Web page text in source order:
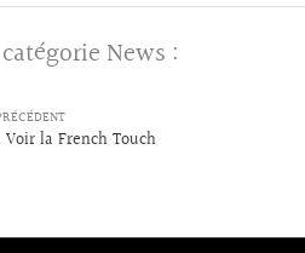
News :
Voir la French Touch